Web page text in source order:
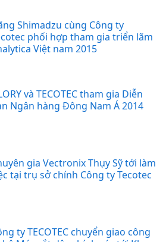
Shimadzu cùng Công ty
phối hợp tham gia triển lãm
Việt nam 2015
và TECOTEC tham gia Diễn
Ngân hàng Đông Nam Á 2014
gia Vectronix Thụy Sỹ tới làm
tại trụ sở chính Công ty Tecotec
ty TECOTEC chuyển giao công